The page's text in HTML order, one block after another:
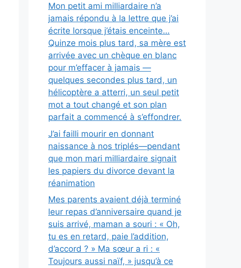
Mon petit ami milliardaire n’a
jamais répondu à la lettre que j’ai
écrite lorsque j’étais enceinte…
Quinze mois plus tard, sa mère est
arrivée avec un chèque en blanc
pour m’effacer à jamais —
quelques secondes plus tard, un
hélicoptère a atterri, un seul petit
mot a tout changé et son plan
parfait a commencé à s’effondrer.
J’ai failli mourir en donnant
naissance à nos triplés—pendant
que mon mari milliardaire signait
les papiers du divorce devant la
réanimation
Mes parents avaient déjà terminé
leur repas d’anniversaire quand je
suis arrivé, maman a souri : « Oh,
tu es en retard, paie l’addition,
d’accord ? » Ma sœur a ri : «
Toujours aussi naïf, » jusqu’à ce